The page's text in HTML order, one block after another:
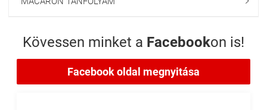
Kövessen minket a Facebookon is!
Facebook oldal megnyitása